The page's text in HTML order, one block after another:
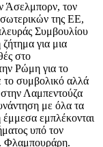
Άσελμπορν, τον
της ΕΕ,
Συμβουλίου
για μια
στο
Ρώμη για το
το συμβολικό αλλά
Λαμπεντούζα
με όλα τα
εμπλέκονται
υπό τον
Φλαμπουράρη.